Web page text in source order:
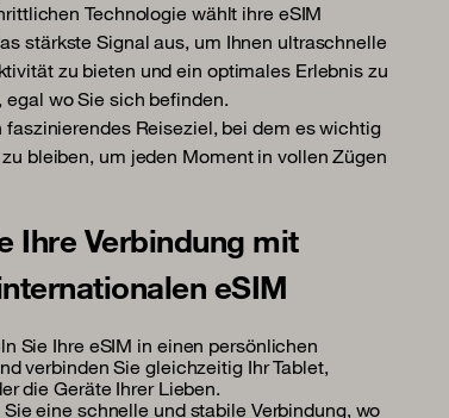
Technologie wählt ihre eSIM
stärkste Signal aus, um Ihnen ultraschnelle
zu bieten und ein optimales Erlebnis zu
egal wo Sie sich befinden.
faszinierendes Reiseziel, bei dem es wichtig
bleiben, um jeden Moment in vollen Zügen
Ihre Verbindung mit
eSIM
Sie Ihre eSIM in einen persönlichen
verbinden Sie gleichzeitig Ihr Tablet,
die Geräte Ihrer Lieben.
eine schnelle und stabile Verbindung, wo